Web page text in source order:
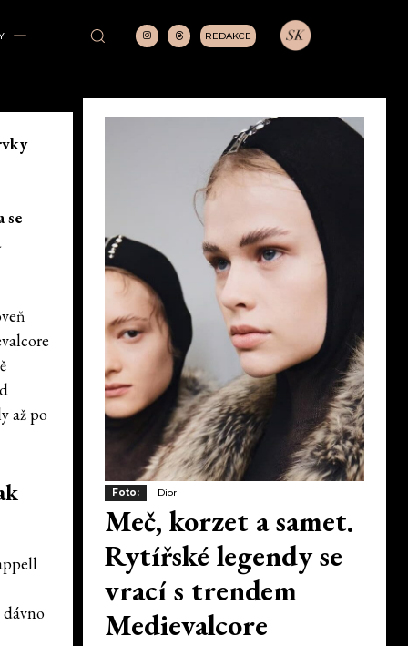
REDAKCE
se
až po
Foto: Dior
Meč, korzet a samet.
Rytířské legendy se
vrací s trendem
Medievalcore